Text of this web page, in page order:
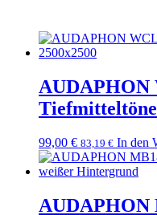
AUDAPHON
99,00 € 83,19 € In den
AUDAPHON